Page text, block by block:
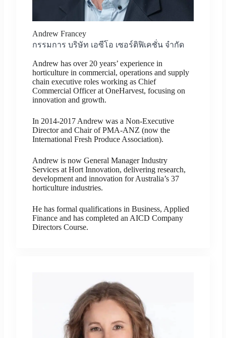
Andrew Francey
กรรมการ บริษัท เอซีโอ เซอร์ติฟิเคชั่น จำกัด
Andrew has over 20 years’ experience in
horticulture in commercial, operations and supply
chain executive roles working as Chief
Commercial Officer at OneHarvest, focusing on
innovation and growth.
In 2014-2017 Andrew was a Non-Executive
Director and Chair of PMA-ANZ (now the
International Fresh Produce Association).
Andrew is now General Manager Industry
Services at Hort Innovation, delivering research,
development and innovation for Australia’s 37
horticulture industries.
He has formal qualifications in Business, Applied
Finance and has completed an AICD Company
Directors Course.